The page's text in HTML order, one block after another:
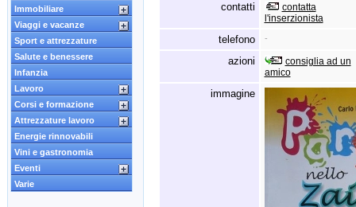
Immobiliare
Viaggi e vacanze
Sport e attrezzature
Salute e benessere
Infanzia
Lavoro
Corsi e formazione
Attrezzature lavoro
Energie rinnovabili
Vini e gastronomia
Eventi
Varie
contatti
contatta
l'inserzionista
telefono -
azioni
consiglia ad un
amico
immagine